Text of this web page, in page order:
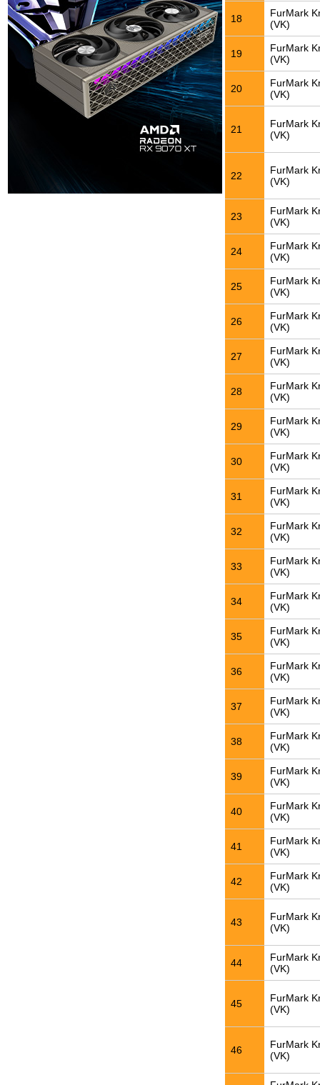
18
FurMark
(VK)
19
FurMark
(VK)
20
FurMark
(VK)
21
FurMark
(VK)
22
FurMark
(VK)
23
FurMark
(VK)
24
FurMark
(VK)
25
FurMark
(VK)
26
FurMark
(VK)
27
FurMark
(VK)
28
FurMark
(VK)
29
FurMark
(VK)
30
FurMark
(VK)
31
FurMark
(VK)
32
FurMark
(VK)
33
FurMark
(VK)
34
FurMark
(VK)
35
FurMark
(VK)
36
FurMark
(VK)
37
FurMark
(VK)
38
FurMark
(VK)
39
FurMark
(VK)
40
FurMark
(VK)
41
FurMark
(VK)
42
FurMark
(VK)
43
FurMark
(VK)
44
FurMark
(VK)
45
FurMark
(VK)
46
FurMark
(VK)